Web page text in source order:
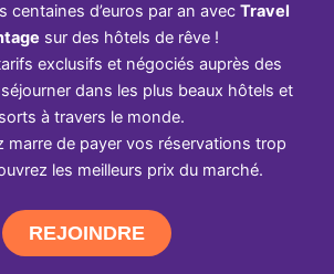
centaines d’euros par an avec Travel
sur des hôtels de rêve !
exclusifs et négociés auprès des
dans les plus beaux hôtels et
à travers le monde.
marre de payer vos réservations trop
les meilleurs prix du marché.
REJOINDRE